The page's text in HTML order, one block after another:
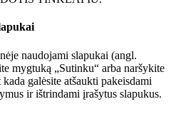
naudojami slapukai (angl.
mygtuką „Sutinku“ arba naršykite
galėsite atšaukti pakeisdami
ir ištrindami įrašytus slapukus.